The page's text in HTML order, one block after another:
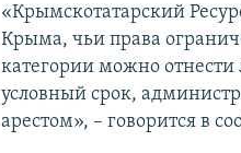
«Крымскотатарский
Крыма, чьи права
категории можно
условный срок,
арестом», – говорится в